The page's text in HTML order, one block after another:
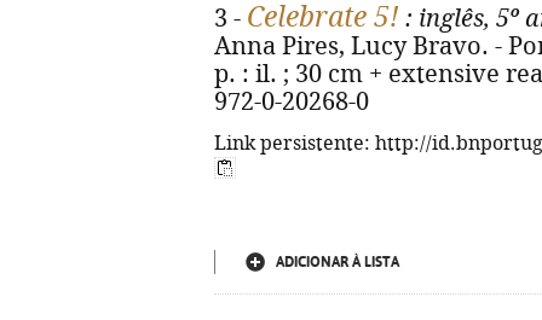
3 - Celebrate 5! : inglês, 5º
Anna Pires, Lucy Bravo. -
p. : il. ; 30 cm + extensive
972-0-20268-0
Link persistente: http://
ADICIONAR À LISTA